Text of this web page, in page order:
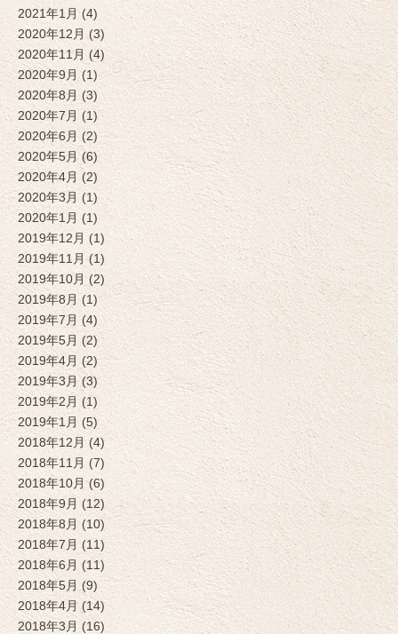
2021年1月 (4)
2020年12月 (3)
2020年11月 (4)
2020年9月 (1)
2020年8月 (3)
2020年7月 (1)
2020年6月 (2)
2020年5月 (6)
2020年4月 (2)
2020年3月 (1)
2020年1月 (1)
2019年12月 (1)
2019年11月 (1)
2019年10月 (2)
2019年8月 (1)
2019年7月 (4)
2019年5月 (2)
2019年4月 (2)
2019年3月 (3)
2019年2月 (1)
2019年1月 (5)
2018年12月 (4)
2018年11月 (7)
2018年10月 (6)
2018年9月 (12)
2018年8月 (10)
2018年7月 (11)
2018年6月 (11)
2018年5月 (9)
2018年4月 (14)
2018年3月 (16)